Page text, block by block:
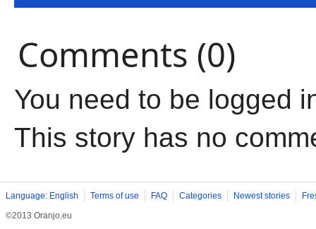
Comments (0)
You need to be logged
This story has no
Language: English Terms of use FAQ Categories Newest stories
©2013 Oranjo.eu